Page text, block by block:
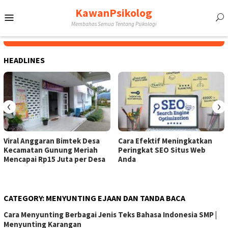
to
KawanPsikolog
Membahas Semua Tentang Psikologi
HEADLINES
Viral Anggaran Bimtek Desa
Kecamatan Gunung Meriah
Mencapai Rp15 Juta per Desa
Cara Efektif Meningkatkan
Peringkat SEO Situs Web
Anda
‹ ›
CATEGORY: MENYUNTING EJAAN DAN TANDA BACA
Cara Menyunting Berbagai Jenis Teks Bahasa Indonesia SMP |
Menyunting Karangan